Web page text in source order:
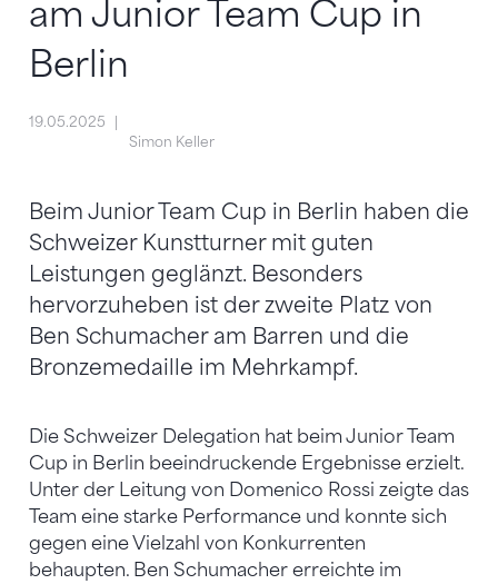
am Junior Team Cup in
Berlin
19.05.2025
Simon Keller
Beim Junior Team Cup in Berlin haben die
Schweizer Kunstturner mit guten
Leistungen geglänzt. Besonders
hervorzuheben ist der zweite Platz von
Ben Schumacher am Barren und die
Bronzemedaille im Mehrkampf.
Die Schweizer Delegation hat beim Junior Team
Cup in Berlin beeindruckende Ergebnisse erzielt.
Unter der Leitung von Domenico Rossi zeigte das
Team eine starke Performance und konnte sich
gegen eine Vielzahl von Konkurrenten
behaupten. Ben Schumacher erreichte im